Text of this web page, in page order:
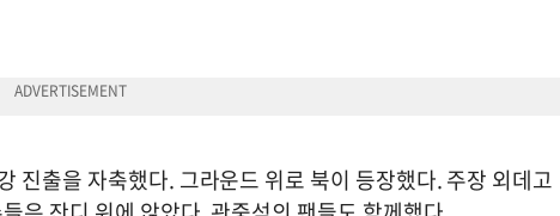
진출을 자축했다. 그라운드 위로 북이 등장했다. 주장 외데고